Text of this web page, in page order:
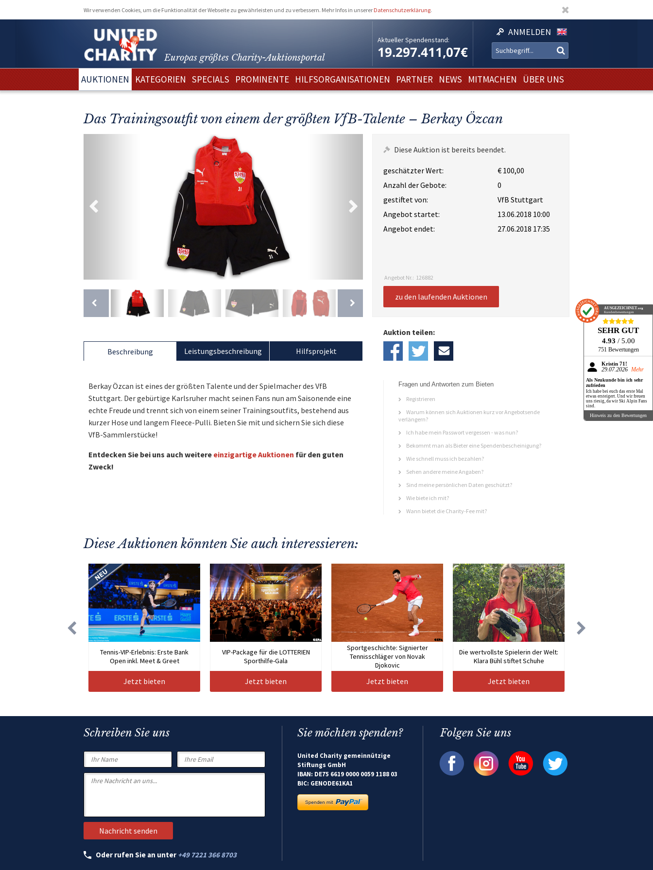
Wir verwenden Cookies, um die Funktionalität der Webseite zu gewährleisten und zu verbessern. Mehr Infos in unserer Datenschutzerklärung.
Europas größtes Charity-Auktionsportal
Aktueller Spendenstand:
19.297.411,07€
ANMELDEN
AUKTIONEN KATEGORIEN SPECIALS PROMINENTE HILFSORGANISATIONEN PARTNER NEWS MITMACHEN ÜBER UNS
Das Trainingsoutfit von einem der größten VfB-Talente – Berkay Özcan
Diese Auktion ist bereits beendet.
geschätzter Wert:
€ 100,00
Anzahl der Gebote:
0
gestiftet von:
VfB Stuttgart
Angebot startet:
13.06.2018 10:00
Angebot endet:
27.06.2018 17:35
Angebot Nr.: 126882
zu den laufenden Auktionen
Beschreibung
Berkay Özcan ist eines der größten Talente und der Spielmacher des VfB
Stuttgart. Der gebürtige Karlsruher macht seinen Fans nun am Saisonende eine
echte Freude und trennt sich von einem seiner Trainingsoutfits, bestehend aus
kurzer Hose und langem Fleece-Pulli. Bieten Sie mit und sichern Sie sich diese
VfB-Sammlerstücke!
Entdecken Sie bei uns auch weitere einzigartige Auktionen für den guten
Zweck!
Leistungsbeschreibung Hilfsprojekt
Auktion teilen:
Fragen und Antworten zum Bieten
Registrieren
Warum können sich Auktionen kurz vor Angebotsende
verlängern?
Ich habe mein Passwort vergessen - was nun?
Bekommt man als Bieter eine Spendenbescheinigung?
Wie schnell muss ich bezahlen?
Sehen andere meine Angaben?
Sind meine persönlichen Daten geschützt?
Wie biete ich mit?
Wann bietet die Charity-Fee mit?
Diese Auktionen könnten Sie auch interessieren:
Tennis-VIP-Erlebnis: Erste Bank
Open inkl. Meet & Greet
Jetzt bieten
VIP-Package für die LOTTERIEN
Sporthilfe-Gala
Jetzt bieten
Sportgeschichte: Signierter
Tennisschläger von Novak
Djokovic
Jetzt bieten
Die wertvollste Spielerin der Welt:
Klara Bühl stiftet Schuhe
Jetzt bieten
Schreiben Sie uns
Oder rufen Sie an unter +49 7221 366 8703
Sie möchten spenden?
United Charity gemeinnützige
Stiftungs GmbH
IBAN: DE75 6619 0000 0059 1188 03
BIC: GENODE61KA1
Folgen Sie uns
AUSGEZEICHNET.org
Kundenbewertungen
SEHR GUT
4.93 / 5.00
751 Bewertungen
Kristin 71!
29.07.2026 Mehr
Als Neukunde bin ich sehr
zufrieden
Ich habe bei euch das erste Mal
etwas ersteigert. Und wir freuen
uns riesig, da wir Ski Alpin Fans
sind.
Hinweis zu den Bewertungen